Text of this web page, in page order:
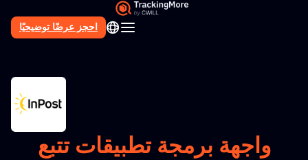
احجز عرضًا توضيحيًا
AR
واجهة برمجة تطبيقات تتبع